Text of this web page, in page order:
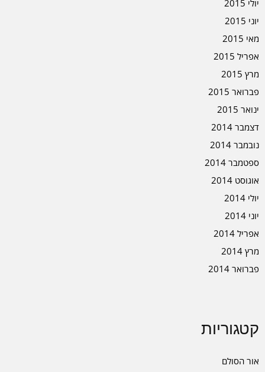
יולי 2015
יוני 2015
מאי 2015
אפריל 2015
מרץ 2015
פברואר 2015
ינואר 2015
דצמבר 2014
נובמבר 2014
ספטמבר 2014
אוגוסט 2014
יולי 2014
יוני 2014
אפריל 2014
מרץ 2014
פברואר 2014
קטגוריות
אור הסולם